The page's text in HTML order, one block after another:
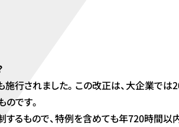
行されました。この改正は、大企業で
です。
るもので、特例を含めても年720時間